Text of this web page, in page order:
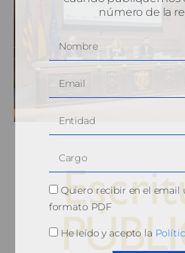
número de la
Quiero recibir en el email
formato PDF
He leído y acepto la